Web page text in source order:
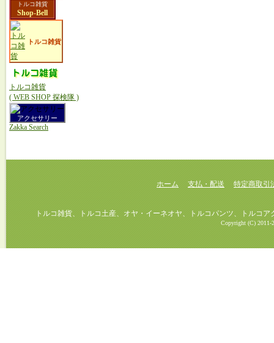
トルコ雑貨
Shop-Bell
トルコ雑貨
トルコ雑貨
( WEB SHOP 探検隊 )
アクセサリー
Zakka Search
ホーム 支払・配送 特定商取引
トルコ雑貨、トルコ土産、オヤ・イーネオヤ、トルコパンツ、トルコアク
Copyright (C) 2011-